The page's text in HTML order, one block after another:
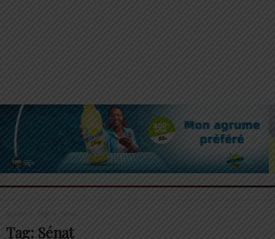
Tags
Tag: Sénat